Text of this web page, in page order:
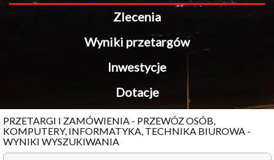
Zlecenia
Wyniki przetargów
Inwestycje
Dotacje
PRZETARGI I ZAMÓWIENIA - PRZEWÓZ OSÓB,
KOMPUTERY, INFORMATYKA, TECHNIKA BIUROWA -
WYNIKI WYSZUKIWANIA